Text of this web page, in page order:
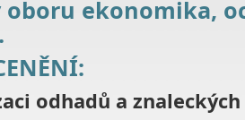
oboru ekonomika,
odhadů a